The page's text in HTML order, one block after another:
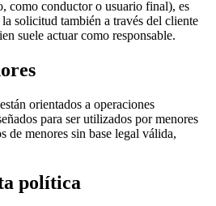
como conductor o usuario final), es
solicitud también a través del cliente
suele actuar como responsable.
orientados a operaciones
para ser utilizados por menores
de menores sin base legal válida,
política